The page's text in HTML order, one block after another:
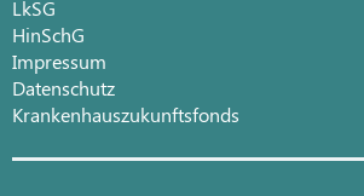
LkSG
HinSchG
Impressum
Datenschutz
Krankenhauszukunftsfonds